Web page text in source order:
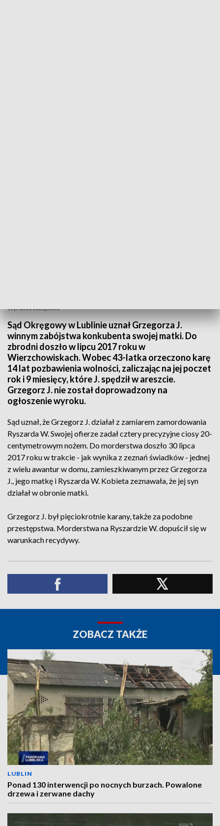
Wyrok za zabójstwo
Sąd Okręgowy w Lublinie uznał Grzegorza J.
winnym zabójstwa konkubenta swojej matki. Do
zbrodni doszło w lipcu 2017 roku w
Wierzchowiskach. Wobec 43-latka orzeczono karę
14 lat pozbawienia wolności, zaliczając na jej poczet
rok i 9 miesięcy, które J. spędził w areszcie.
Grzegorz J. nie został doprowadzony na
ogłoszenie wyroku.
Sąd uznał, że Grzegorz J. działał z zamiarem zamordowania
Ryszarda W. Swojej ofierze zadał cztery precyzyjne ciosy 20-
centymetrowym nożem. Do morderstwa doszło 30 lipca
2017 roku w trakcie - jak wynika z zeznań świadków - jednej
z wielu awantur w domu, zamieszkiwanym przez Grzegorza
J., jego matkę i Ryszarda W. Kobieta zeznawała, że jej syn
działał w obronie matki.
Grzegorz J. był pięciokrotnie karany, także za podobne
przestępstwa. Morderstwa na Ryszardzie W. dopuścił się w
warunkach recydywy.
ZOBACZ TAKŻE
LUBLIN
Ponad 130 interwencji po nocnych burzach. Powalone
drzewa i zerwane dachy